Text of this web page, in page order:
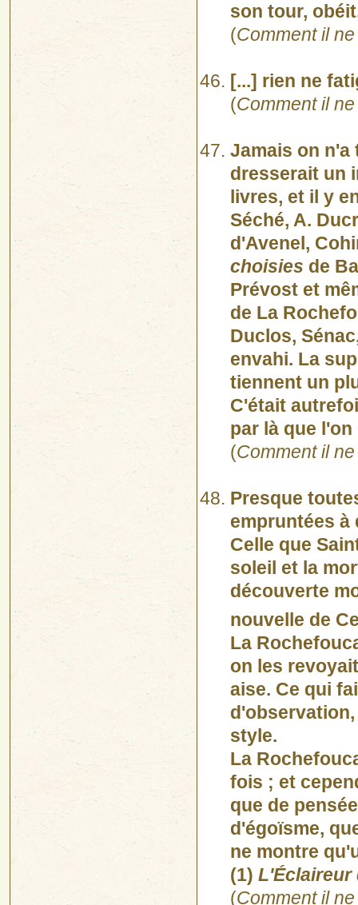
son tour,
(Comment il
[...] rien ne
(Comment il
Jamais on n'a
dresserait un
livres, et il y
Séché, A.
d'Avenel,
choisies de
Prévost et
de La
Duclos,
envahi. La
tiennent un
C'était
par là que l'on
(Comment il
Presque
empruntées à
Celle que
soleil et la
découverte
nouvelle de
La
on les
aise. Ce qui
style.
La
fois ; et
que de
d'égoïsme,
ne montre
(1) L'Éclaireur
(Comment il